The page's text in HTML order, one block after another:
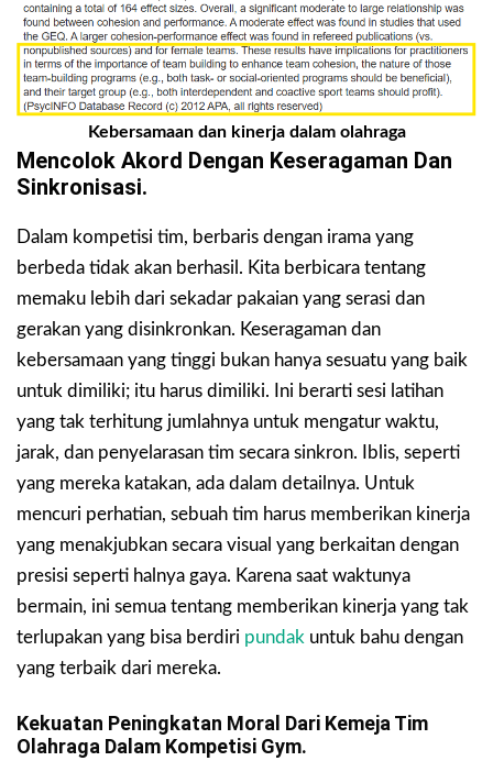
Kebersamaan dan kinerja dalam olahraga
Mencolok Akord Dengan Keseragaman Dan
Sinkronisasi.
Dalam kompetisi tim, berbaris dengan irama yang
berbeda tidak akan berhasil. Kita berbicara tentang
memaku lebih dari sekadar pakaian yang serasi dan
gerakan yang disinkronkan. Keseragaman dan
kebersamaan yang tinggi bukan hanya sesuatu yang baik
untuk dimiliki; itu harus dimiliki. Ini berarti sesi latihan
yang tak terhitung jumlahnya untuk mengatur waktu,
jarak, dan penyelarasan tim secara sinkron. Iblis, seperti
yang mereka katakan, ada dalam detailnya. Untuk
mencuri perhatian, sebuah tim harus memberikan kinerja
yang menakjubkan secara visual yang berkaitan dengan
presisi seperti halnya gaya. Karena saat waktunya
bermain, ini semua tentang memberikan kinerja yang tak
terlupakan yang bisa berdiri pundak untuk bahu dengan
yang terbaik dari mereka.
Kekuatan Peningkatan Moral Dari Kemeja Tim
Olahraga Dalam Kompetisi Gym.